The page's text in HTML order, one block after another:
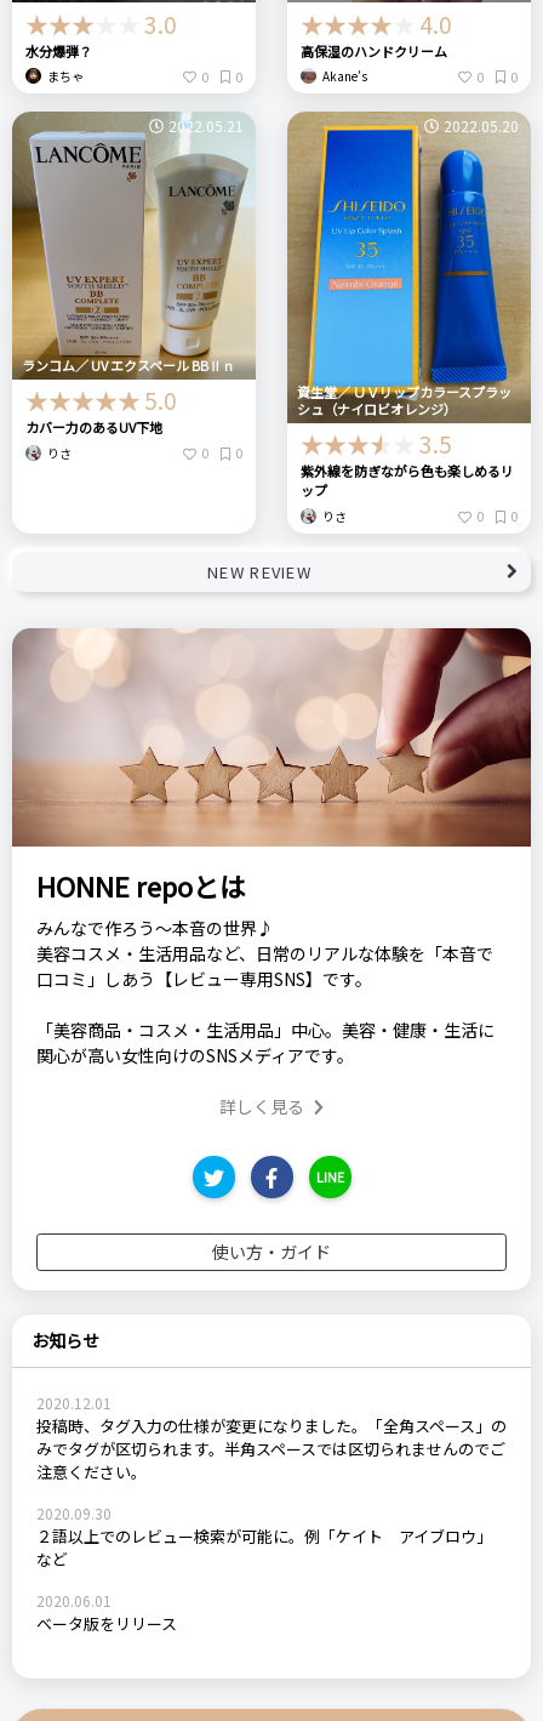
3.0
水分爆弾？
まちゃ 0 0
4.0
高保湿のハンドクリーム
Akane’s 0 0
2022.05.21
ランコム／ UV エクスペール BBⅡ n
5.0
カバー力のあるUV下地
りさ 0 0
2022.05.20
資生堂／ ＵＶリップカラースプラッ
シュ（ナイロビオレンジ）
3.5
紫外線を防ぎながら色も楽しめるリ
ップ
りさ 0 0
NEW REVIEW
HONNE repoとは
みんなで作ろう～本音の世界♪
美容コスメ・生活用品など、日常のリアルな体験を「本音で
口コミ」しあう【レビュー専用SNS】です。
「美容商品・コスメ・生活用品」中心。美容・健康・生活に
関心が高い女性向けのSNSメディアです。
詳しく見る
LINE
使い方・ガイド
お知らせ
2020.12.01
投稿時、タグ入力の仕様が変更になりました。「全角スペース」の
みでタグが区切られます。半角スペースでは区切られませんのでご
注意ください。
2020.09.30
２語以上でのレビュー検索が可能に。例「ケイト アイブロウ」
など
2020.06.01
ベータ版をリリース